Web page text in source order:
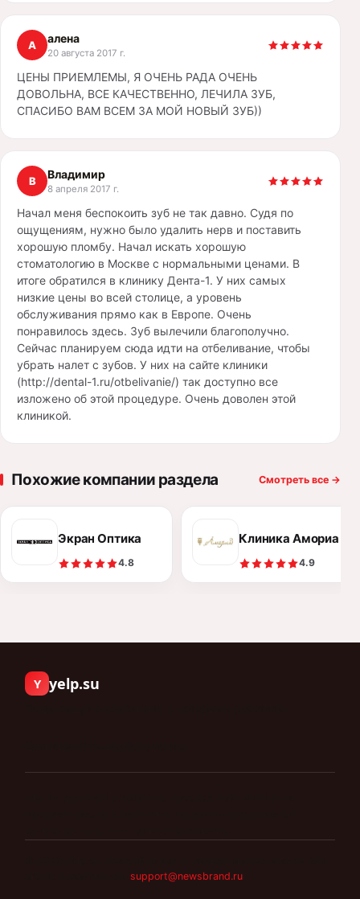
А алена
20 августа 2017 г.
ЦЕНЫ ПРИЕМЛЕМЫ, Я ОЧЕНЬ РАДА ОЧЕНЬ
ДОВОЛЬНА, ВСЕ КАЧЕСТВЕННО, ЛЕЧИЛА ЗУБ,
СПАСИБО ВАМ ВСЕМ ЗА МОЙ НОВЫЙ ЗУБ))
В Владимир
8 апреля 2017 г.
Начал меня беспокоить зуб не так давно. Судя по
ощущениям, нужно было удалить нерв и поставить
хорошую пломбу. Начал искать хорошую
стоматологию в Москве с нормальными ценами. В
итоге обратился в клинику Дента-1. У них самых
низкие цены во всей столице, а уровень
обслуживания прямо как в Европе. Очень
понравилось здесь. Зуб вылечили благополучно.
Сейчас планируем сюда идти на отбеливание, чтобы
убрать налет с зубов. У них на сайте клиники
(http://dental-1.ru/otbelivanie/) так доступно все
изложено об этой процедуре. Очень доволен этой
клиникой.
Похожие компании раздела Смотреть все →
Экран Оптика
4.8
Клиника Амориа
4.9
Y yelp.su
support@newsbrand.ru